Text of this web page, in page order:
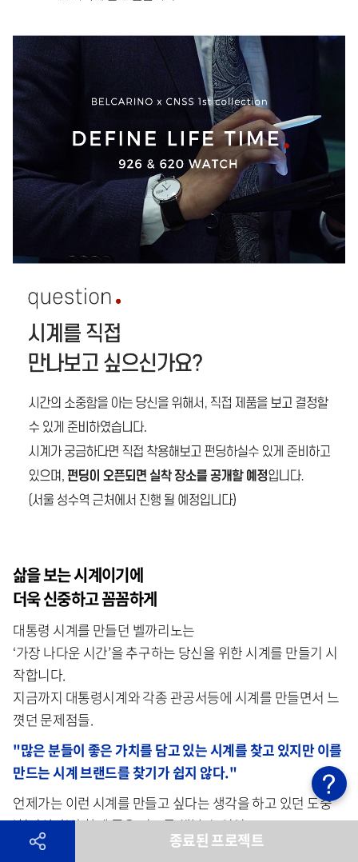
삶을 보는 시계이기에
더욱 신중하고 꼼꼼하게
대통령 시계를 만들던 벨까리노는
‘가장 나다운 시간’을 추구하는 당신을 위한 시계를 만들기 시
작합니다.
지금까지 대통령시계와 각종 관공서등에 시계를 만들면서 느
꼇던 문제점들.
"많은 분들이 좋은 가치를 담고 있는 시계를 찾고 있지만 이를
만드는 시계 브랜드를 찾기가 쉽지 않다."
언제가는 이런 시계를 만들고 싶다는 생각을 하고 있던 도중
'청년상사'와 함께 좋은 시도를 해볼 수 있었고
많은 대중들에게 처음으로 좋은 가치를 전달 할 수 있는 시계
종료된 프로젝트